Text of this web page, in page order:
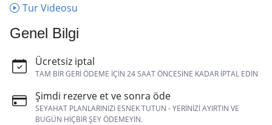
Tur Videosu
Genel Bilgi
Ücretsiz iptal
TAM BIR GERI ÖDEME IÇIN 24 SAAT ÖNCESINE KADAR IPTAL EDIN
Şimdi rezerve et ve sonra öde
SEYAHAT PLANLARINIZI ESNEK TUTUN - YERINIZI AYIRTIN VE
BUGÜN HIÇBIR ŞEY ÖDEMEYIN.